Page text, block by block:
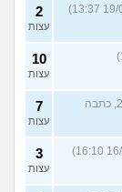
2
עצות
10
עצות
(נהגת לחוצה, בת 25, כתבה
7
עצות
3
עצות